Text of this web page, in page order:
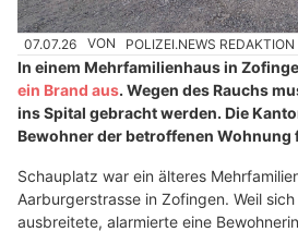
07.07.26 VON POLIZEI.NEWS REDAKTION
In einem Mehrfamilienhaus in
ein Brand aus. Wegen des Rauchs
ins Spital gebracht werden. Die
Bewohner der betroffenen Wohnung
Schauplatz war ein älteres
Aarburgerstrasse in Zofingen. Weil
ausbreitete, alarmierte eine